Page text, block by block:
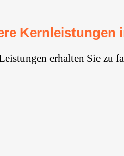
Kernleistungen
erhalten Sie zu